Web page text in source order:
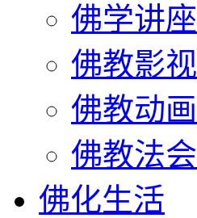
佛学讲座
佛教影视
佛教动画
佛教法会
佛化生活